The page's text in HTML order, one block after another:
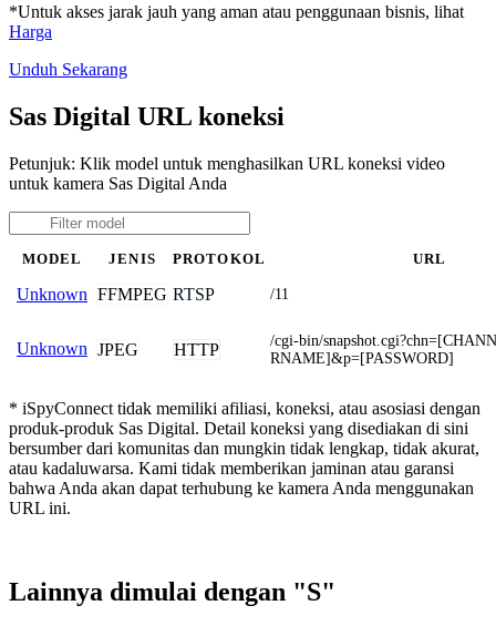
*Untuk akses jarak jauh yang aman atau penggunaan bisnis, lihat
Harga
Unduh Sekarang
Sas Digital URL koneksi
Petunjuk: Klik model untuk menghasilkan URL koneksi video
untuk kamera Sas Digital Anda
MODEL JENIS PROTOKOL URL
Unknown FFMPEG RTSP /11
Unknown JPEG HTTP
/cgi-bin/
RNAME]&p=[PASSWORD]
* iSpyConnect tidak memiliki afiliasi, koneksi, atau asosiasi dengan
produk-produk Sas Digital. Detail koneksi yang disediakan di sini
bersumber dari komunitas dan mungkin tidak lengkap, tidak akurat,
atau kadaluwarsa. Kami tidak memberikan jaminan atau garansi
bahwa Anda akan dapat terhubung ke kamera Anda menggunakan
URL ini.
Lainnya dimulai dengan "S"